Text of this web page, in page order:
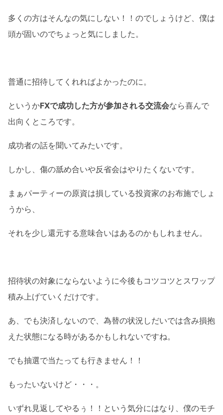
多くの方はそんなの気にしない！！のでしょうけど、僕は
頭が固いのでちょっと気にしました。
普通に招待してくれればよかったのに。
というかFXで成功した方が参加される交流会なら喜んで
出向くところです。
成功者の話を聞いてみたいです。
しかし、傷の舐め合いや反省会はやりたくないです。
まぁパーティーの原資は損している投資家のお布施でしょ
うから、
それを少し還元する意味合いはあるのかもしれません。
招待状の対象にならないように今後もコツコツとスワップ
積み上げていくだけです。
あ、でも決済しないので、為替の状況しだいでは含み損抱
えた状態になる時があるかもしれないですね。
でも抽選で当たっても行きません！！
もったいないけど・・・。
いずれ見返してやるぅ！！という気分にはなり、僕のモチ